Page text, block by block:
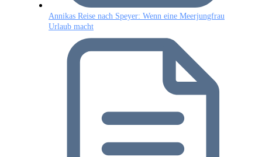
Annikas Reise nach Speyer: Wenn eine Meerjungfrau
Urlaub macht